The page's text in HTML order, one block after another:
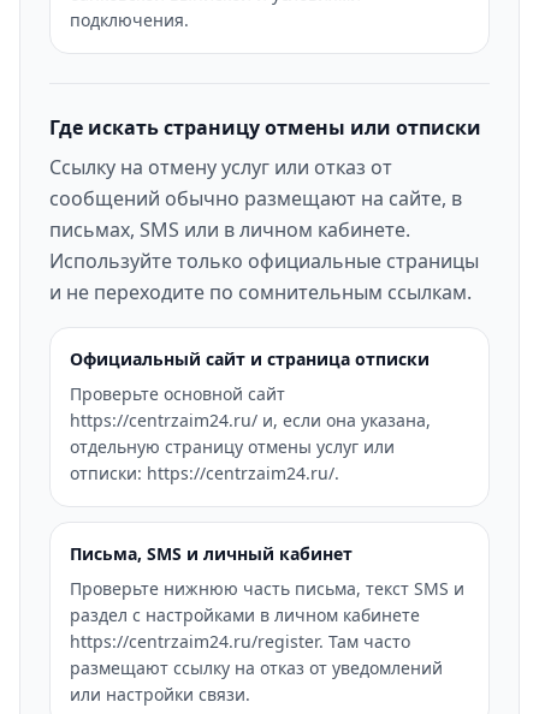
подключения.
Где искать страницу отмены или отписки
Ссылку на отмену услуг или отказ от
сообщений обычно размещают на сайте, в
письмах, SMS или в личном кабинете.
Используйте только официальные страницы
и не переходите по сомнительным ссылкам.
Официальный сайт и страница отписки
Проверьте основной сайт
https://centrzaim24.ru/ и, если она указана,
отдельную страницу отмены услуг или
отписки: https://centrzaim24.ru/.
Письма, SMS и личный кабинет
Проверьте нижнюю часть письма, текст SMS и
раздел с настройками в личном кабинете
https://centrzaim24.ru/register. Там часто
размещают ссылку на отказ от уведомлений
или настройки связи.